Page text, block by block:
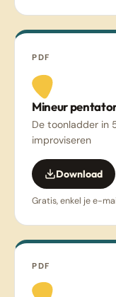
PDF
Mineur
De toonladder in
improviseren
Download
Gratis, enkel je e-
PDF